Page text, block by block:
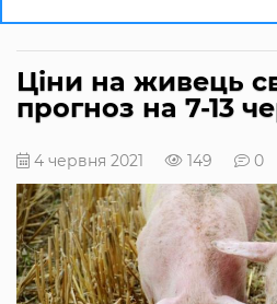
Ціни на живець
прогноз на 7-13
4 червня 2021 149 0